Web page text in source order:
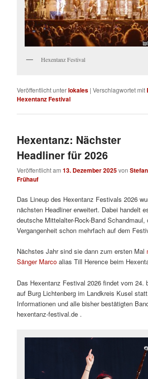
Hexentanz Festival
Veröffentlicht unterlokales |Verschlagwortet mit
Hexentanz Festival
Hexentanz: Nächster
Headliner für 2026
Veröffentlicht am13. Dezember 2025vonStefan
Frühauf
Das Lineup des Hexentanz Festivals 2026
nächsten Headliner erweitert. Dabei handelt
deutsche Mittelalter-Rock-Band Schandmaul,
Vergangenheit schon mehrfach auf dem
Nächstes Jahr sind sie dann zum ersten Mal
Sänger Marco alias Till Herence beim
Das Hexentanz Festival 2026 findet vom 24.
auf Burg Lichtenberg im Landkreis Kusel
Informationen und alle bisher bestätigten
hexentanz-festival.de .